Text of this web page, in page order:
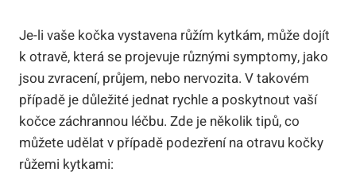
Je-li vaše kočka vystavena růžím kytkám, může dojít
k otravě, která se projevuje různými symptomy, jako
jsou zvracení, průjem, nebo nervozita. V takovém
případě je důležité jednat rychle a poskytnout vaší
kočce záchrannou léčbu. Zde je několik tipů, co
můžete udělat v případě podezření na otravu kočky
růžemi kytkami: